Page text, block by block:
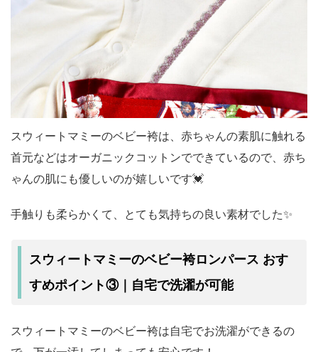
スウィートマミーのベビー袴は、赤ちゃんの素肌に触れる
首元などはオーガニックコットンでできているので、赤ち
ゃんの肌にも優しいのが嬉しいです💓
手触りも柔らかくて、とても気持ちの良い素材でした✨
スウィートマミーのベビー袴ロンパース おす
すめポイント③｜自宅で洗濯が可能
スウィートマミーのベビー袴は自宅でお洗濯ができるの